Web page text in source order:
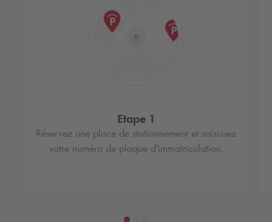
Etape 1
Réservez une place de stationnement et saisissez
votre numéro de plaque d'immatriculation.